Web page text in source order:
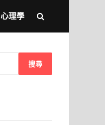
心理學